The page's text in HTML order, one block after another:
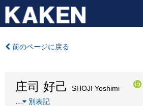
前のページに戻る
庄司 好己 SHOJI Yoshimi
別表記